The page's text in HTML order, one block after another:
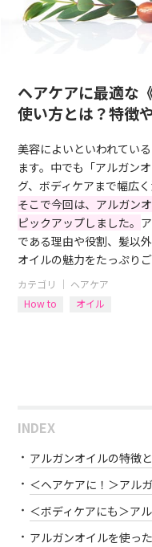
ヘアケアに最適な
使い方とは？特徴
美容によいといわれてい
ます。中でも「アルガン
グ、ボディケアまで幅広
そこで今回は、アルガン
ピックアップしました。
である理由や役割、髪以
オイルの魅力をたっぷり
カテゴリ ｜ ヘアケア
How to
オイル
INDEX
アルガンオイルの特徴
＜ヘアケアに！＞アル
＜ボディケアにも＞ア
アルガンオイルを使っ